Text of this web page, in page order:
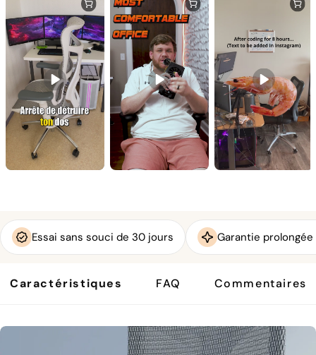
Essai sans souci de 30 jours Garantie prolongée
Caractéristiques FAQ Commentaires